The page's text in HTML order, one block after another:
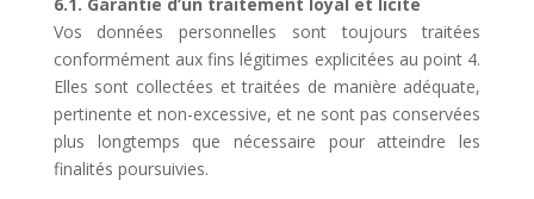
Vos données personnelles sont toujours traitées
conformément aux fins légitimes explicitées au point 4.
Elles sont collectées et traitées de manière adéquate,
pertinente et non-excessive, et ne sont pas conservées
plus longtemps que nécessaire pour atteindre les
finalités poursuivies.